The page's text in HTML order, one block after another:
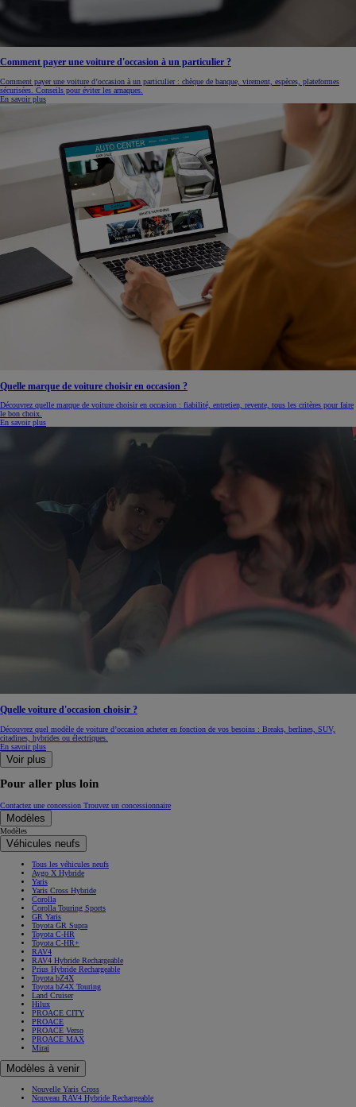
Comment payer une voiture d'occasion à un particulier ?
Comment payer une voiture d’occasion à un particulier : chèque de banque, virement, espèces, plateformes
sécurisées. Conseils pour éviter les arnaques.
En savoir plus
Quelle marque de voiture choisir en occasion ?
Découvrez quelle marque de voiture choisir en occasion : fiabilité, entretien, revente, tous les critères pour faire
le bon choix.
En savoir plus
Quelle voiture d'occasion choisir ?
Découvrez quel modèle de voiture d’occasion acheter en fonction de vos besoins : Breaks, berlines, SUV,
citadines, hybrides ou électriques.
En savoir plus
Voir plus
Pour aller plus loin
Contactez une concession Trouvez un concessionnaire
Modèles
Modèles
Véhicules neufs
Tous les véhicules neufs
Aygo X Hybride
Yaris
Yaris Cross Hybride
Corolla
Corolla Touring Sports
GR Yaris
Toyota GR Supra
Toyota C-HR
Toyota C-HR+
RAV4
RAV4 Hybride Rechargeable
Prius Hybride Rechargeable
Toyota bZ4X
Toyota bZ4X Touring
Land Cruiser
Hilux
PROACE CITY
PROACE
PROACE Verso
PROACE MAX
Mirai
Modèles à venir
Nouvelle Yaris Cross
Nouveau RAV4 Hybride Rechargeable